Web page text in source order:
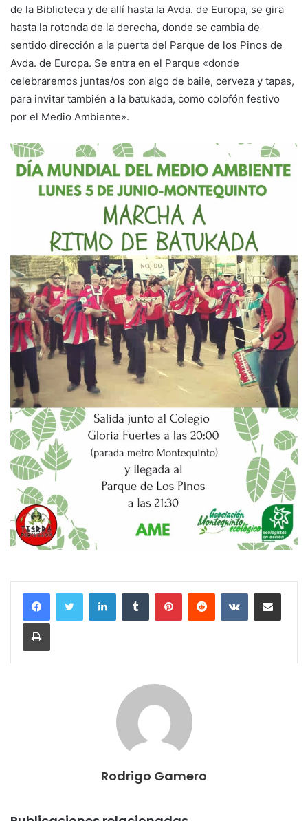
de la Biblioteca y de allí hasta la Avda. de Europa, se gira
hasta la rotonda de la derecha, donde se cambia de
sentido dirección a la puerta del Parque de los Pinos de
Avda. de Europa. Se entra en el Parque «donde
celebraremos juntas/os con algo de baile, cerveza y tapas,
para invitar también a la batukada, como colofón festivo
por el Medio Ambiente».
Rodrigo Gamero